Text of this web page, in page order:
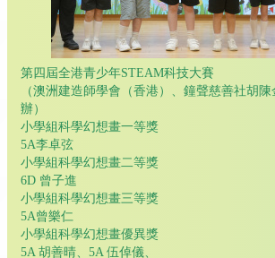
第四屆全港青少年STEAM科技大賽
（澳洲建造師學會（香港）、鐘聲慈善社胡
辦）
小學組科學幻想畫一等獎
5A李卓弦
小學組科學幻想畫二等獎
6D 曾子進
小學組科學幻想畫三等獎
5A曾樂仁
小學組科學幻想畫優異獎
5A 胡善晴、5A 伍倬儀、